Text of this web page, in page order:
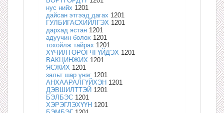
нус нийх 1201
дайсан этгээд дагах 1201
ГУЛБИГАСХИЙЛГЭХ 1201
дархад ястан 1201
адуучин болох 1201
тохойлж тайрах 1201
ХҮЧИЛТӨРӨГЧГҮЙДЭХ 1201
ВАКЦИНЖИХ 1201
ЯСЖИХ 1201
зальт шар үнэг 1201
АНХААРАЛГҮЙХЭН 1201
ДЭВШИЛТТЭЙ 1201
БЭЛБЭС 1201
ХЭРЭГЛЭХҮҮН 1201